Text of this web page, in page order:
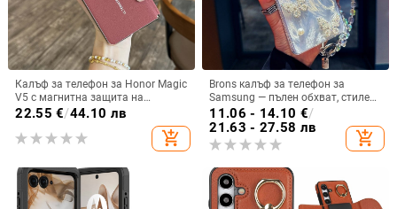
Калъф за телефон за Honor Magic
V5 с магнитна защита на
централната ос, пълна защита на
електроплатиране, защита срещу
22.55 €/44.10 лв
add_shopping_cart
Brons калъф за телефон за
Samsung — пълен обхват, стилен
и креативен дизайн, TPU
материал, удароустойчив
11.06 - 14.10 €/
21.63 - 27.58 лв
add_shopping_cart